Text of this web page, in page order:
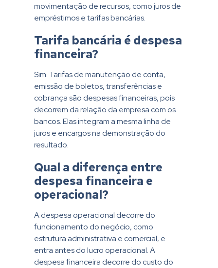
movimentação de recursos, como juros de
empréstimos e tarifas bancárias.
Tarifa bancária é despesa
financeira?
Sim. Tarifas de manutenção de conta,
emissão de boletos, transferências e
cobrança são despesas financeiras, pois
decorrem da relação da empresa com os
bancos. Elas integram a mesma linha de
juros e encargos na demonstração do
resultado.
Qual a diferença entre
despesa financeira e
operacional?
A despesa operacional decorre do
funcionamento do negócio, como
estrutura administrativa e comercial, e
entra antes do lucro operacional. A
despesa financeira decorre do custo do